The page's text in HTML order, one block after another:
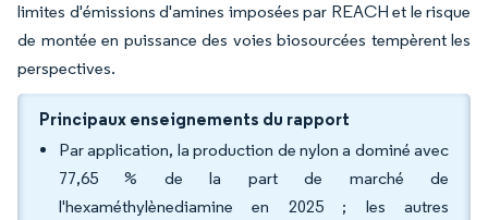
limites d'émissions d'amines imposées par REACH et le risque
de montée en puissance des voies biosourcées tempèrent les
perspectives.
Principaux enseignements du rapport
Par application, la production de nylon a dominé avec
77,65 % de la part de marché de
l'hexaméthylènediamine en 2025 ; les autres